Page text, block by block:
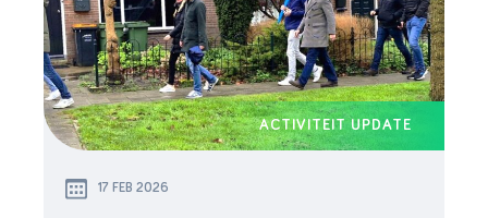
ACTIVITEIT UPDATE
17 FEB 2026